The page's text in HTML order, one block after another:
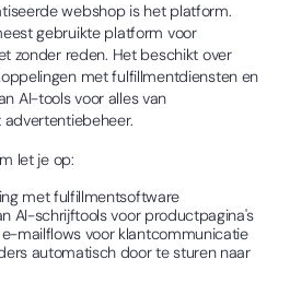
webshop is het platform.
gebruikte platform voor
zonder reden. Het beschikt over
met fulfillmentdiensten en
AI-tools voor alles van
let je op:
met fulfillmentsoftware
AI-schrijftools voor productpagina's
mailflows voor klantcommunicatie
automatisch door te sturen naar